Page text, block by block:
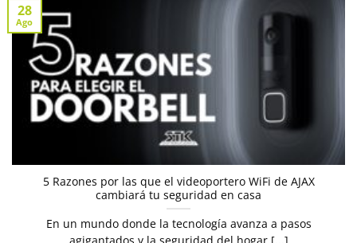
5 Razones por las que el videoportero WiFi de AJAX
cambiará tu seguridad en casa
En un mundo donde la tecnología avanza a pasos
28
Ago